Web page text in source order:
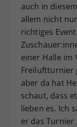
auch in
allem nicht
richtiges
einer Halle im
Freiluftturnier
aber da hat
schaut, dass
lieben es. Ich
er das